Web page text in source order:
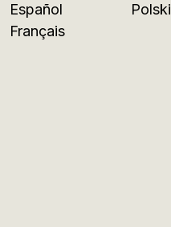
Español
Français
Polski